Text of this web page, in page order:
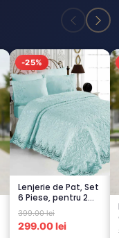
-25%
Lenjerie de Pat, Set
6 Piese, pentru 2
persoana,
TURCOA...
399.00 lei
299.00 lei